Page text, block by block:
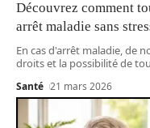
Découvrez comment
arrêt maladie sans
En cas d'arrêt maladie, de
droits et la possibilité de
Santé 21 mars 2026